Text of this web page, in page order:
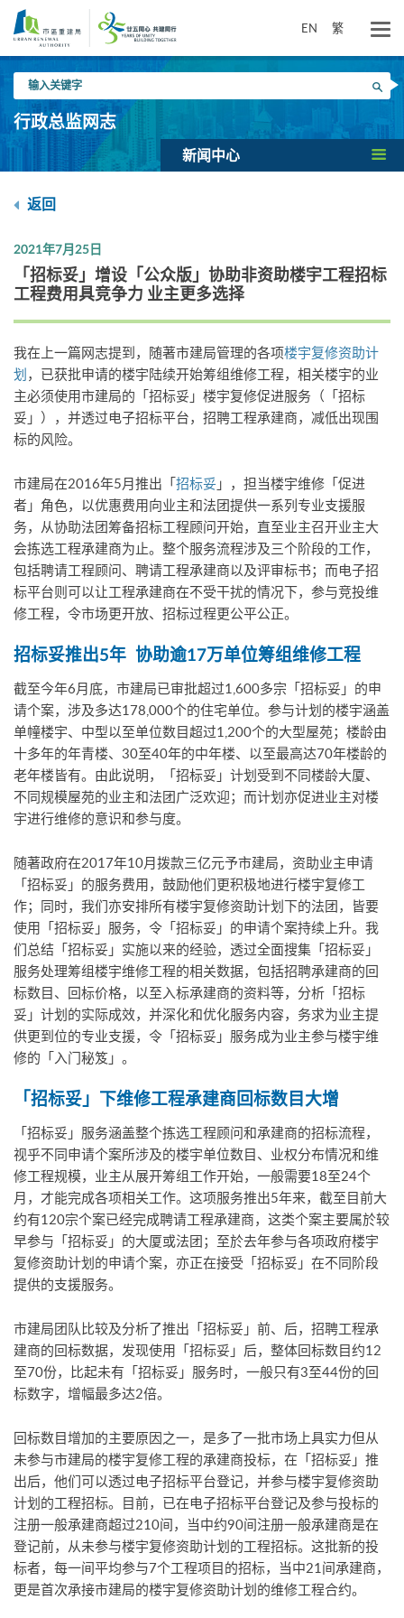
要
EN 繁
入
关
键
搜寻
行政总监网志
新闻中心
返回
2021年7月25日
「招标妥」增设「公众版」协助非资助楼宇工程招标
工程费用具竞争力 业主更多选择
我在上一篇网志提到，随著市建局管理的各项楼宇复修资助计
划，已获批申请的楼宇陆续开始筹组维修工程，相关楼宇的业
主必须使用市建局的「招标妥」楼宇复修促进服务（「招标
妥」），并透过电子招标平台，招聘工程承建商，减低出现围
标的风险。
市建局在2016年5月推出「招标妥 」，担当楼宇维修「促进
者」角色，以优惠费用向业主和法团提供一系列专业支援服
务，从协助法团筹备招标工程顾问开始，直至业主召开业主大
会拣选工程承建商为止。整个服务流程涉及三个阶段的工作，
包括聘请工程顾问、聘请工程承建商以及评审标书；而电子招
标平台则可以让工程承建商在不受干扰的情况下，参与竞投维
修工程，令市场更开放、招标过程更公平公正。
招标妥推出5年 协助逾17万单位筹组维修工程
截至今年6月底，市建局已审批超过1,600多宗「招标妥」的申
请个案，涉及多达178,000个的住宅单位。参与计划的楼宇涵盖
单幢楼宇、中型以至单位数目超过1,200个的大型屋苑；楼龄由
十多年的年青楼、30至40年的中年楼、以至最高达70年楼龄的
老年楼皆有。由此说明，「招标妥」计划受到不同楼龄大厦、
不同规模屋苑的业主和法团广泛欢迎；而计划亦促进业主对楼
宇进行维修的意识和参与度。
随著政府在2017年10月拨款三亿元予市建局，资助业主申请
「招标妥」的服务费用，鼓励他们更积极地进行楼宇复修工
作；同时，我们亦安排所有楼宇复修资助计划下的法团，皆要
使用「招标妥」服务，令「招标妥」的申请个案持续上升。我
们总结「招标妥」实施以来的经验，透过全面搜集「招标妥」
服务处理筹组楼宇维修工程的相关数据，包括招聘承建商的回
标数目、回标价格，以至入标承建商的资料等，分析「招标
妥」计划的实际成效，并深化和优化服务内容，务求为业主提
供更到位的专业支援，令「招标妥」服务成为业主参与楼宇维
修的「入门秘笈」。
「招标妥」下维修工程承建商回标数目大增
「招标妥」服务涵盖整个拣选工程顾问和承建商的招标流程，
视乎不同申请个案所涉及的楼宇单位数目、业权分布情况和维
修工程规模，业主从展开筹组工作开始，一般需要18至24个
月，才能完成各项相关工作。这项服务推出5年来，截至目前大
约有120宗个案已经完成聘请工程承建商，这类个案主要属於较
早参与「招标妥」的大厦或法团；至於去年参与各项政府楼宇
复修资助计划的申请个案，亦正在接受「招标妥」在不同阶段
提供的支援服务。
市建局团队比较及分析了推出「招标妥」前、后，招聘工程承
建商的回标数据，发现使用「招标妥」后，整体回标数目约12
至70份，比起未有「招标妥」服务时，一般只有3至44份的回
标数字，增幅最多达2倍。
回标数目增加的主要原因之一，是多了一批市场上具实力但从
未参与市建局的楼宇复修工程的承建商投标，在「招标妥」推
出后，他们可以透过电子招标平台登记，并参与楼宇复修资助
计划的工程招标。目前，已在电子招标平台登记及参与投标的
注册一般承建商超过210间，当中约90间注册一般承建商是在
登记前，从未参与楼宇复修资助计划的工程招标。这批新的投
标者，每一间平均参与7个工程项目的招标，当中21间承建商，
更是首次承接市建局的楼宇复修资助计划的维修工程合约。